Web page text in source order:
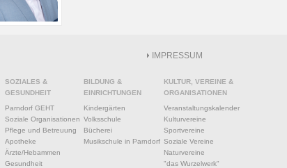
IMPRESSUM
SOZIALES &
GESUNDHEIT
Parndorf GEHT
Soziale Organisationen
Pflege und Betreuung
Apotheke
Ärzte/Hebammen
Gesundheit
BILDUNG &
EINRICHTUNGEN
Kindergärten
Volksschule
Bücherei
Musikschule in Parndorf
KULTUR, VEREINE &
ORGANISATIONEN
Veranstaltungskalender
Kulturvereine
Sportvereine
Soziale Vereine
Naturvereine
"das Wurzelwerk"